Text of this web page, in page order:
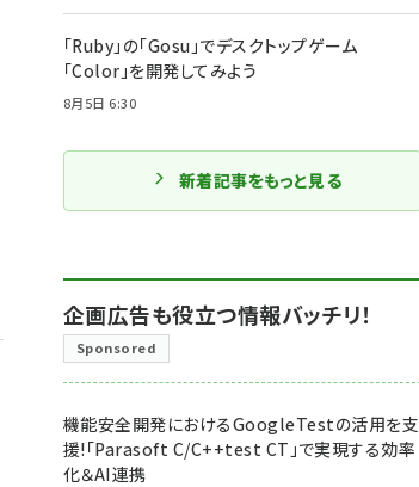
「Ruby」の「Gosu」でデスクトップゲーム
「Color」を開発してみよう
8月5日 6:30
新着記事をもっと見る
企画広告も役立つ情報バッチリ！
Sponsored
機能安全開発におけるGoogleTestの活用を支
援!「Parasoft C/C++test CT」で実現する効率
化＆AI連携